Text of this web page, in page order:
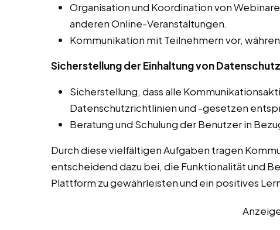
Organisation und Koordination von
anderen Online-Veranstaltungen.
Kommunikation mit Teilnehmern vor,
Sicherstellung der Einhaltung von
Sicherstellung, dass alle
Datenschutzrichtlinien und -gesetzen
Beratung und Schulung der Benutzer in
Durch diese vielfältigen Aufgaben tragen
entscheidend dazu bei, die Funktionalität und
Plattform zu gewährleisten und ein positives